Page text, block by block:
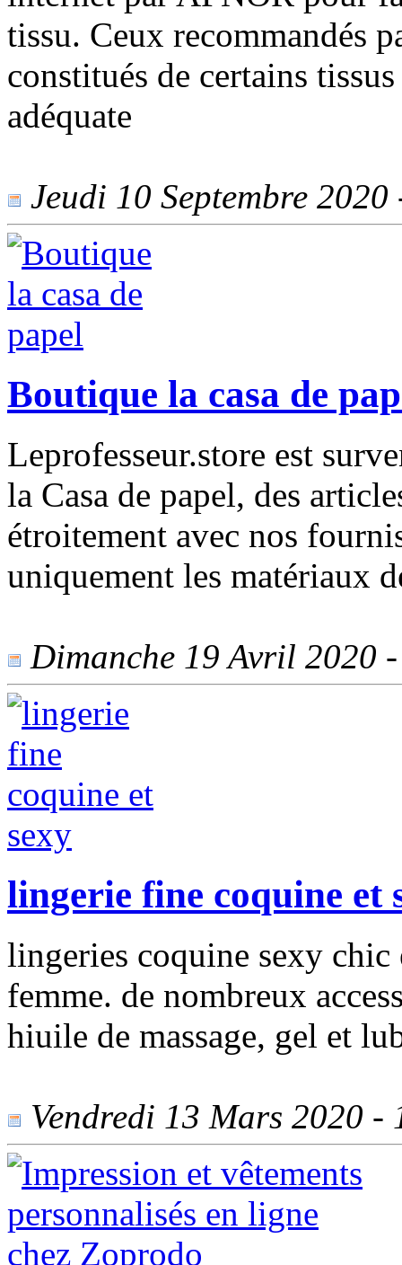
tissu. Ceux recommandés
constitués de certains
adéquate
Jeudi 10 Septembre
Boutique la casa de
Leprofesseur.store est
la Casa de papel, des
étroitement avec nos
uniquement les matériaux
Dimanche 19 Avril 2020
lingerie fine coquine et
lingeries coquine sexy
femme. de nombreux
hiuile de massage, gel et
Vendredi 13 Mars 2020 -